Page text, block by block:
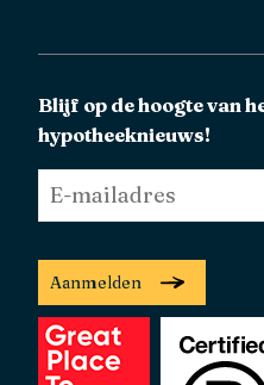
Blijf op de hoogte van
hypotheeknieuws!
mailadres *
Aanmelden